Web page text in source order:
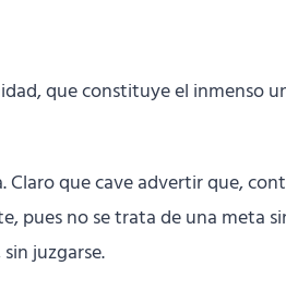
que constituye el inmenso
que cave advertir que,
pues no se trata de una meta
juzgarse.